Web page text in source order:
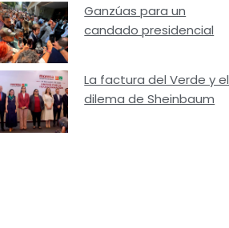
Ganzúas para un
candado presidencial
La factura del Verde y el
dilema de Sheinbaum